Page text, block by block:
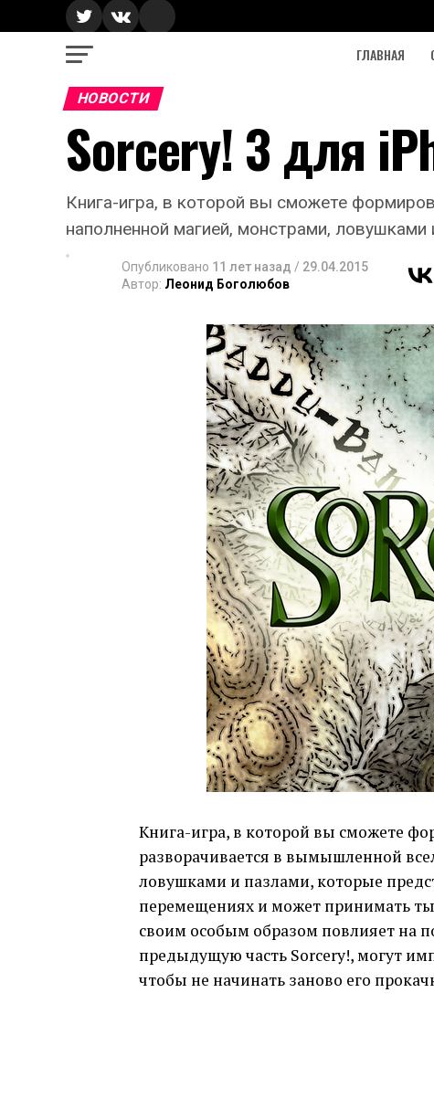
ГЛАВНАЯ
НОВОСТИ
Sorcery! 3 для
Книга-игра, в которой вы сможете
наполненной магией, монстрами,
Опубликовано 11 лет назад / 29.04.2015
Автор: Леонид Боголюбов
Книга-игра, в которой вы сможете
разворачивается в вымышленной
ловушками и пазлами, которые
перемещениях и может принимать
своим особым образом повлияет на
предыдущую часть Sorcery!, могут
чтобы не начинать заново его